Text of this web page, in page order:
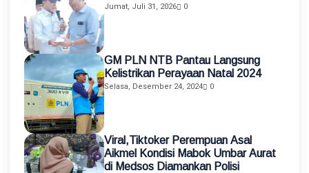
Jumat, Juli 31, 2026 0
GM PLN NTB Pantau Langsung
Kelistrikan Perayaan Natal 2024
Selasa, Desember 24, 2024 0
Viral,Tiktoker Perempuan Asal
Aikmel Kondisi Mabok Umbar Aurat
di Medsos Diamankan Polisi